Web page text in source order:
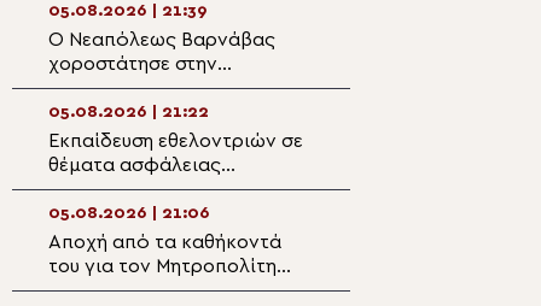
05.08.2026 | 21:39
Ο Νεαπόλεως Βαρνάβας
χοροστάτησε στην
Ακολουθία του Μεγάλου
Παρακλητικού Κανόνα στον
Ι.Ν. Τιμίου Σταυρού Διαλογής
05.08.2026 | 21:22
Εκπαίδευση εθελοντριών σε
θέματα ασφάλειας
τροφίμων από την Ιερά
Μητρόπολη Νεαπόλεως
05.08.2026 | 21:06
Αποχή από τα καθήκοντά
του για τον Μητροπολίτη
Φλωρίνης λόγω λοίμωξης